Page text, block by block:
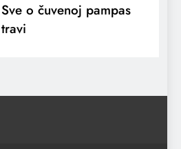
Sve o čuvenoj pampas
travi